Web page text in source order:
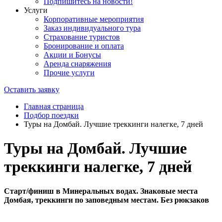
Услуги
Корпоративные мероприятия
Заказ индивидуального тура
Страхование туристов
Бронирование и оплата
Акции и Бонусы
Аренда снаряжения
Прочие услуги
Оставить заявку
Главная страница
Подбор поездки
Туры на Домбай. Лучшие треккинги налегке, 7 дней
Туры на Домбай. Лучшие
треккинги налегке, 7 дней
Старт/финиш в Минеральных водах. Знаковые места
Домбая, треккинги по заповедным местам. Без рюкзаков